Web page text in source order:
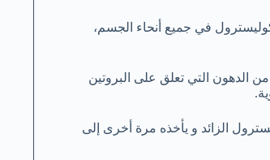
في جميع أنحاء الجسم،
الدهون التي تعلق على البروتين
الزائد و يأخذه مرة أخرى إلى